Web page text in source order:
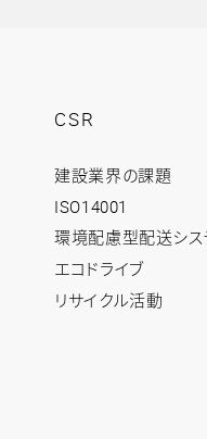
CSR
CSR
ト
ッ
建設業界の課題
ISO14001
環境配慮型配送シス
エコドライブ
リサイクル活動